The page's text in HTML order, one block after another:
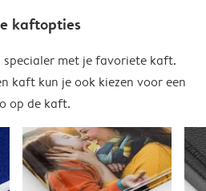
kaftopties
met je favoriete kaft.
kaft kun je ook kiezen voor een
op de kaft.